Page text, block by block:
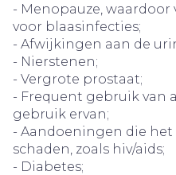
- Menopauze,
voor blaasinfecties;
- Afwijkingen aan de
- Nierstenen;
- Vergrote prostaat;
- Frequent gebruik
gebruik ervan;
- Aandoeningen die
schaden, zoals hiv/aids;
- Diabetes;